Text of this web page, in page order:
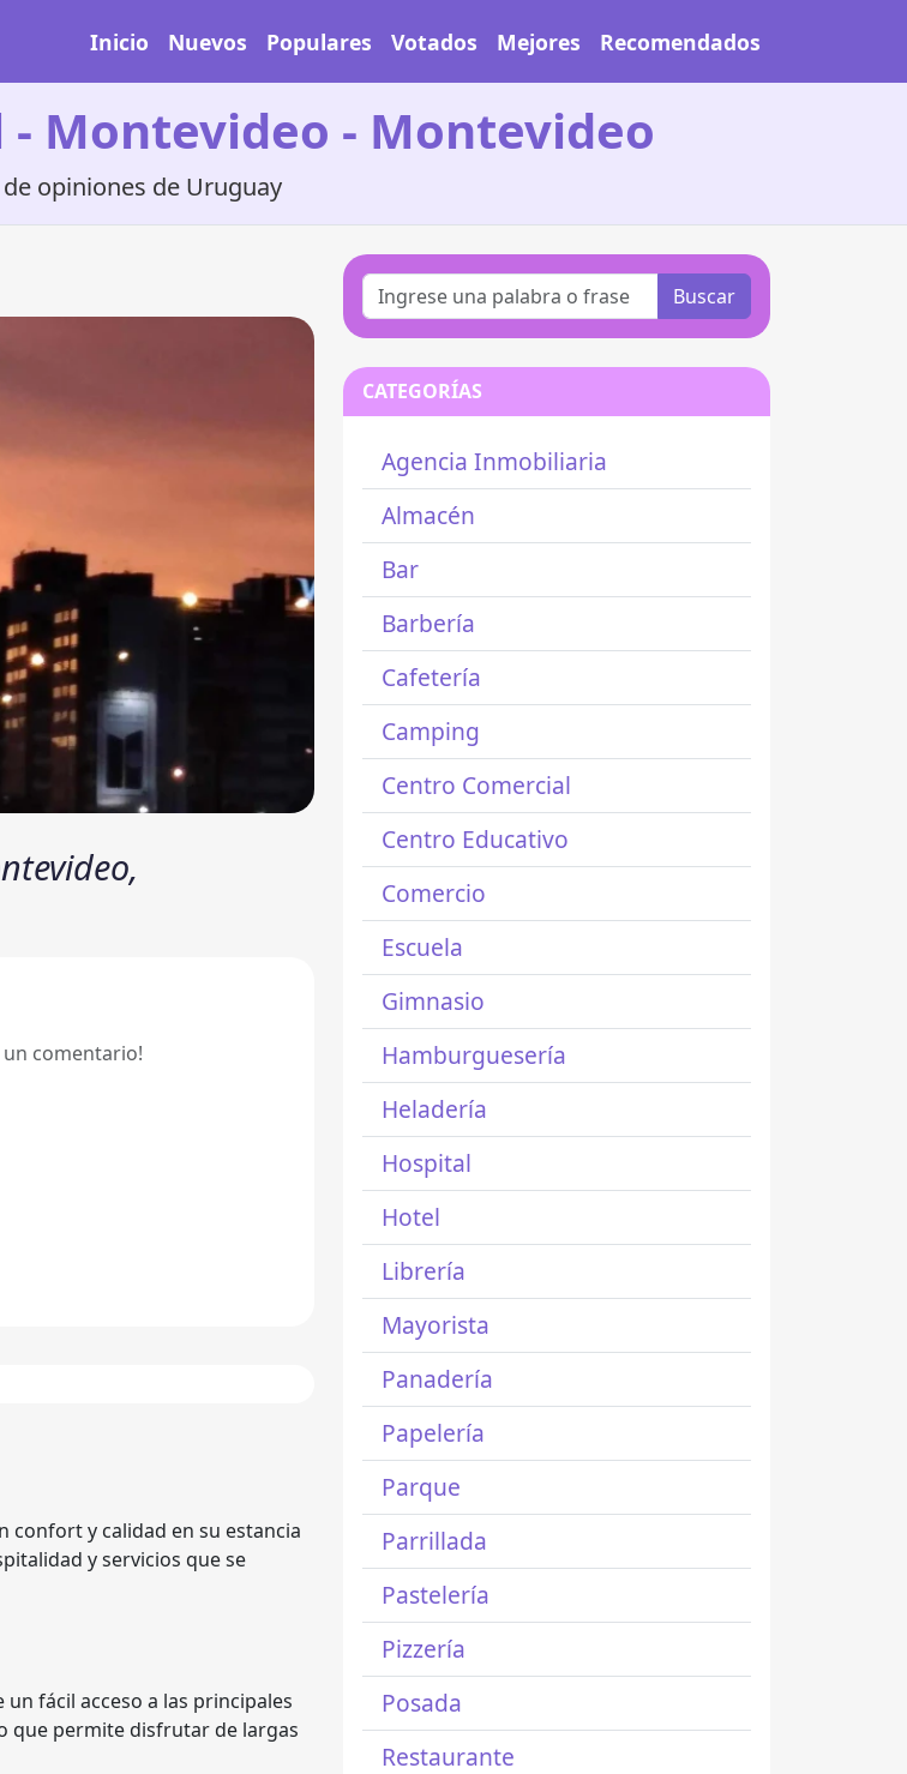
Inicio Nuevos Populares Votados Mejores Recomendados
Montevideo - Montevideo
de opiniones de Uruguay
comentario!
confort y calidad en su estancia
y servicios que se
un fácil acceso a las principales
que permite disfrutar de largas
Buscar
CATEGORÍAS
Agencia Inmobiliaria
Almacén
Bar
Barbería
Cafetería
Camping
Centro Comercial
Centro Educativo
Comercio
Escuela
Gimnasio
Hamburguesería
Heladería
Hospital
Hotel
Librería
Mayorista
Panadería
Papelería
Parque
Parrillada
Pastelería
Pizzería
Posada
Restaurante